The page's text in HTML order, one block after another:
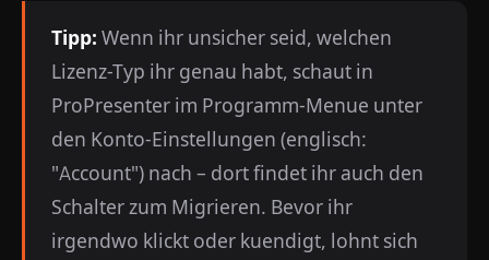
Tipp: Wenn ihr unsicher seid, welchen
Lizenz-Typ ihr genau habt, schaut in
ProPresenter im Programm-Menue unter
den Konto-Einstellungen (englisch:
"Account") nach – dort findet ihr auch den
Schalter zum Migrieren. Bevor ihr
irgendwo klickt oder kuendigt, lohnt sich